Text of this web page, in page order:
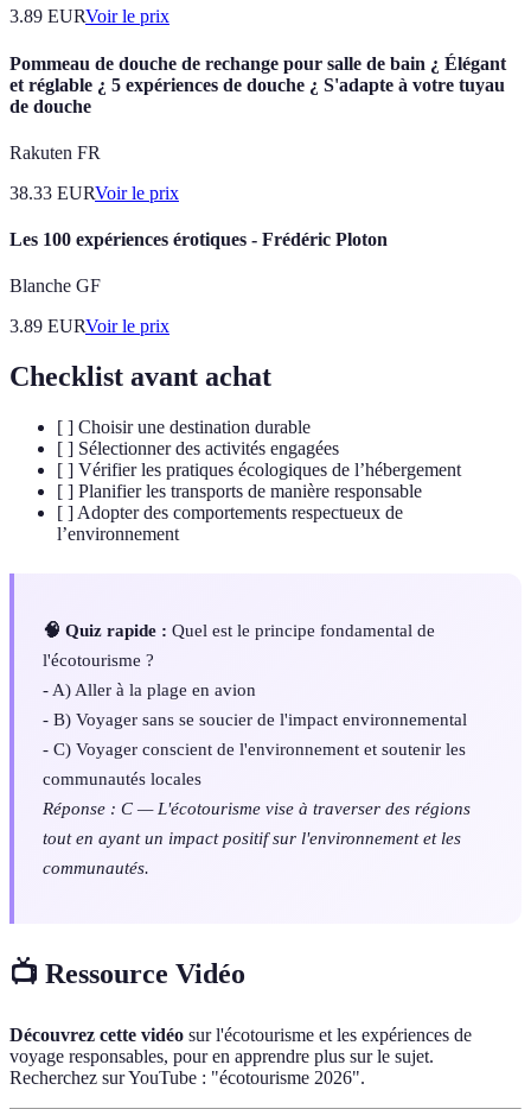
3.89 EURVoir le prix
Pommeau de douche de rechange pour salle de bain ¿ Élégant
et réglable ¿ 5 expériences de douche ¿ S'adapte à votre tuyau
de douche
Rakuten FR
38.33 EURVoir le prix
Les 100 expériences érotiques - Frédéric Ploton
Blanche GF
3.89 EURVoir le prix
Checklist avant achat
[ ] Choisir une destination durable
[ ] Sélectionner des activités engagées
[ ] Vérifier les pratiques écologiques de l’hébergement
[ ] Planifier les transports de manière responsable
[ ] Adopter des comportements respectueux de
l’environnement
🧠 Quiz rapide : Quel est le principe fondamental de
l'écotourisme ?
- A) Aller à la plage en avion
- B) Voyager sans se soucier de l'impact environnemental
- C) Voyager conscient de l'environnement et soutenir les
communautés locales
Réponse : C — L'écotourisme vise à traverser des régions
tout en ayant un impact positif sur l'environnement et les
communautés.
📺 Ressource Vidéo
Découvrez cette vidéo sur l'écotourisme et les expériences de
voyage responsables, pour en apprendre plus sur le sujet.
Recherchez sur YouTube : "écotourisme 2026".